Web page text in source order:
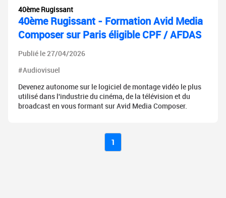
40ème Rugissant
40ème Rugissant - Formation Avid Media
Composer sur Paris éligible CPF / AFDAS
Publié le 27/04/2026
#Audiovisuel
Devenez autonome sur le logiciel de montage vidéo le plus
utilisé dans l'industrie du cinéma, de la télévision et du
broadcast en vous formant sur Avid Media Composer.
1